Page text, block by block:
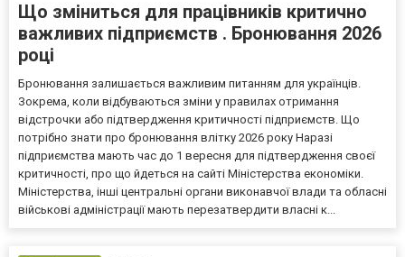
Що зміниться для працівників критично
важливих підприємств . Бронювання 2026
році
Бронювання залишається важливим питанням для українців.
Зокрема, коли відбуваються зміни у правилах отримання
відстрочки або підтвердження критичності підприємств. Що
потрібно знати про бронювання влітку 2026 року Наразі
підприємства мають час до 1 вересня для підтвердження своєї
критичності, про що йдеться на сайті Міністерства економіки.
Міністерства, інші центральні органи виконавчої влади та обласні
військові адміністрації мають перезатвердити власні к...